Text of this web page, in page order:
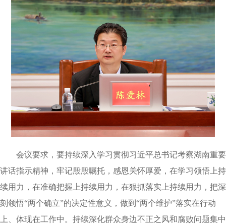
会议要求，要持续深入学习贯彻习近平总书记考察湖南重要
讲话指示精神，牢记殷殷嘱托，感恩关怀厚爱，在学习领悟上持
续用力，在准确把握上持续用力，在狠抓落实上持续用力，把深
刻领悟“两个确立”的决定性意义，做到“两个维护”落实在行动
上、体现在工作中。持续深化群众身边不正之风和腐败问题集中